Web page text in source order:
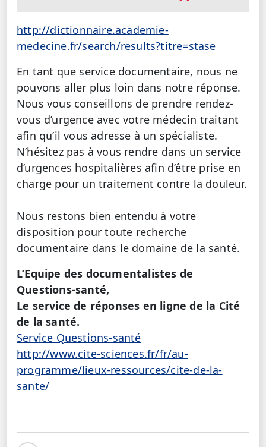
http://dictionnaire.academie-
medecine.fr/search/results?titre=stase
En tant que service documentaire, nous ne
pouvons aller plus loin dans notre réponse.
Nous vous conseillons de prendre rendez-
vous d’urgence avec votre médecin traitant
afin qu’il vous adresse à un spécialiste.
N’hésitez pas à vous rendre dans un service
d’urgences hospitalières afin d’être prise en
charge pour un traitement contre la douleur.
Nous restons bien entendu à votre
disposition pour toute recherche
documentaire dans le domaine de la santé.
L’Equipe des documentalistes de
Questions-santé,
Le service de réponses en ligne de la Cité
de la santé.
Service Questions-santé
http://www.cite-sciences.fr/fr/au-
programme/lieux-ressources/cite-de-la-
sante/